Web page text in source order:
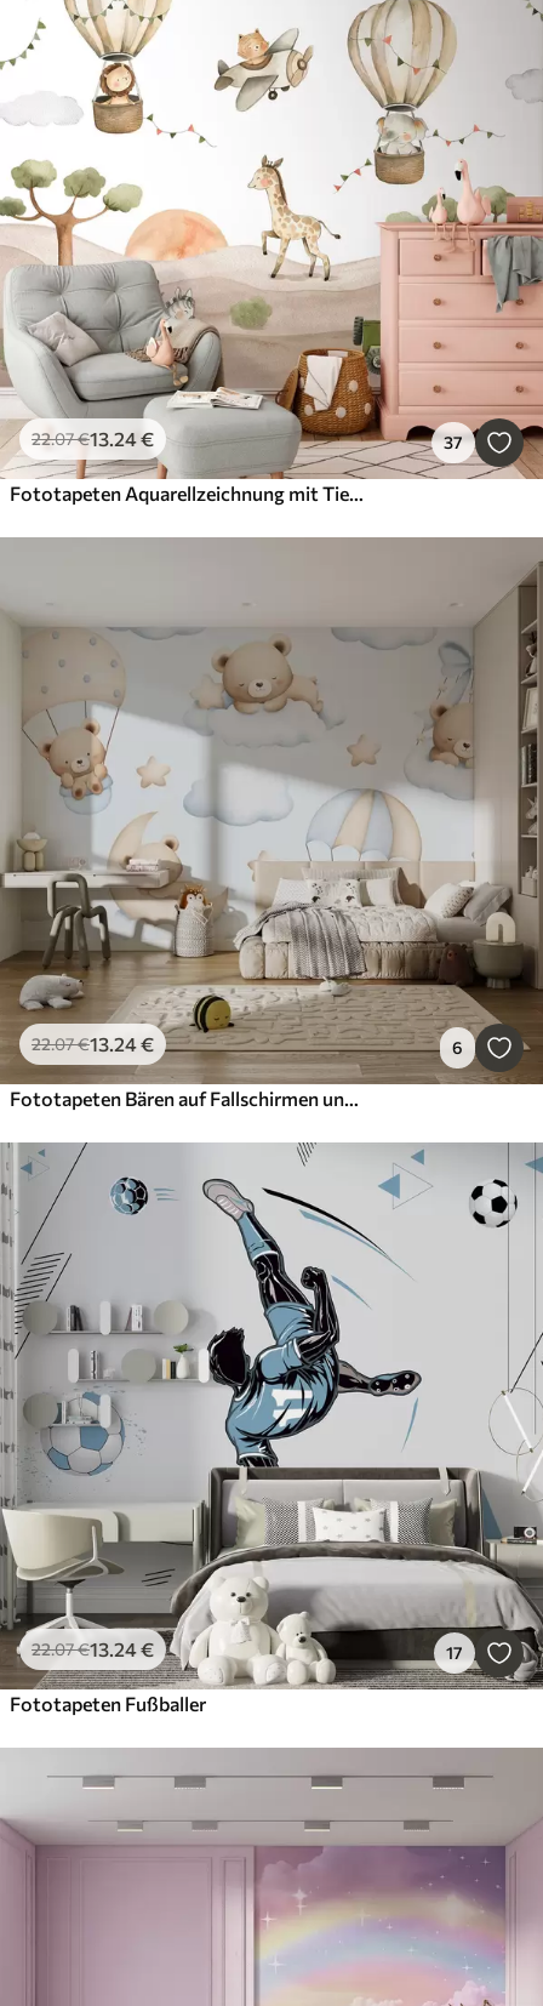
22.07€13.24€ 37
Fototapeten Aquarellzeichnung mit Tieren, Luftballons, Flugzeug und Auto
22.07€13.24€ 6
Fototapeten Bären auf Fallschirmen und Wolken auf einem blauen Hintergrund
22.07€13.24€ 17
Fototapeten Fußballer